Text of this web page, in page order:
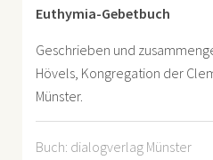
Euthymia-Gebetbuch
Geschrieben und
Hövels, Kongregation der
Münster.
Buch: dialogverlag Münster